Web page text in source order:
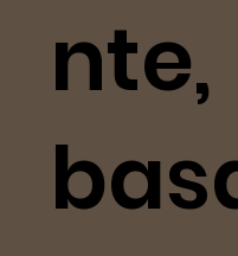
nte,